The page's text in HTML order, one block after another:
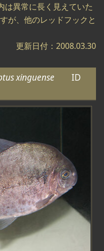
は異常に長く見えていた
が、他のレッドフックと
更新日付：2008.03.30
xinguense ID